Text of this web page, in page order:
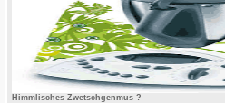
Himmlisches Zwetschgenmus ?